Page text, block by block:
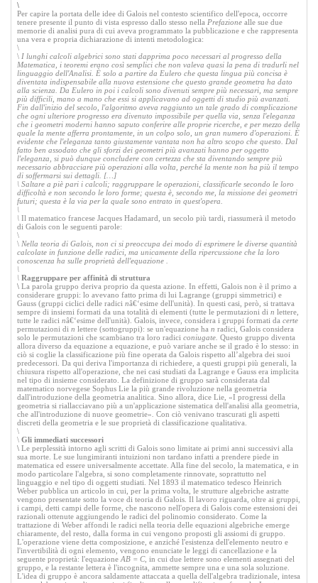
\
Per capire la portata delle idee di Galois nel contesto scientifico dell'epoca, occorre
tenere presente il punto di vista espresso dallo stesso nella Prefazione alle sue due
memorie di analisi pura di cui aveva programmato la pubblicazione e che rappresenta
una vera e propria dichiarazione di intenti metodologica:
\
\ I lunghi calcoli algebrici sono stati dapprima poco necessari al progresso della
Matematica, i teoremi erano così semplici che non valeva quasi la pena di tradurli nel
linguaggio dell'Analisi. È solo a partire da Eulero che questa lingua più concisa è
diventata indispensabile alla nuova estensione che questo grande geometra ha dato
alla scienza. Da Eulero in poi i calcoli sono divenuti sempre più necessari, ma sempre
più difficili, mano a mano che essi si applicavano ad oggetti di studio più avanzati.
Fin dall'inizio del secolo, l'algoritmo aveva raggiunto un tale grado di complicazione
che ogni ulteriore progresso era divenuto impossibile per quella via, senza l'eleganza
che i geometri moderni hanno saputo conferire alle proprie ricerche, e per mezzo della
quale la mente afferra prontamente, in un colpo solo, un gran numero d'operazioni. È
evidente che l'eleganza tanto giustamente vantata non ha altro scopo che questo. Dal
fatto ben assodato che gli sforzi dei geometri più avanzati hanno per oggetto
l'eleganza, si può dunque concludere con certezza che sta diventando sempre più
necessario abbracciare più operazioni alla volta, perché la mente non ha più il tempo
di soffermarsi sui dettagli. […]
\ Saltare a piè pari i calcoli; raggruppare le operazioni, classificarle secondo le loro
difficoltà e non secondo le loro forme; questa è, secondo me, la missione dei geometri
futuri; questa è la via per la quale sono entrato in quest'opera.
\
\ Il matematico francese Jacques Hadamard, un secolo più tardi, riassumerà il metodo
di Galois con le seguenti parole:
\
\ Nella teoria di Galois, non ci si preoccupa dei modo di esprimere le diverse quantità
calcolate in funzione delle radici, ma unicamente della ripercussione che la loro
conoscenza ha sulle proprietà dell'equazione .
\
\ Raggruppare per affinità di struttura
\ La parola gruppo deriva proprio da questa azione. In effetti, Galois non è il primo a
considerare gruppi: lo avevano fatto prima di lui Lagrange (gruppi simmetrici) e
Gauss (gruppi ciclici delle radici nâ€‘esime dell'unità). In questi casi, però, si trattava
sempre di insiemi formati da una totalità di elementi (tutte le permutazioni di n lettere,
tutte le radici nâ€‘esime dell'unità). Galois, invece, considera i gruppi formati da certe
permutazioni di n lettere (sottogruppi): se un'equazione ha n radici, Galois considera
solo le permutazioni che scambiano tra loro radici coniugate. Questo gruppo diventa
allora diverso da equazione a equazione, e può variare anche se il grado è lo stesso: in
ciò si coglie la classificazione più fine operata da Galois rispetto all’algebra dei suoi
predecessori. Da qui deriva l'importanza di richiedere, a questi gruppi più generali, la
chiusura rispetto all'operazione, che nei casi studiati da Lagrange e Gauss era implicita
nel tipo di insieme considerato. La definizione di gruppo sarà considerata dal
matematico norvegese Sophus Lie la più grande rivoluzione nella geometria
dall'introduzione della geometria analitica. Sino allora, dice Lie, «I progressi della
geometria si riallacciavano più a un'applicazione sistematica dell'analisi alla geometria,
che all'introduzione di nuove geometrie» Con ciò venivano trascurati gli aspetti
discreti della geometria e le sue proprietà di classificazione qualitativa.
\
\ Gli immediati successori
\ Le perplessità intorno agli scritti di Galois sono limitate ai primi anni successivi alla
sua morte. Le sue lungimiranti intuizioni non tardano infatti a prendere piede in
matematica ed essere universalmente accettate. Alla fine del secolo, la matematica, e in
modo particolare l'algebra, si sono completamente rinnovate, soprattutto nel
linguaggio e nel tipo di oggetti studiati. Nel 1893 il matematico tedesco Heinrich
Weber pubblica un articolo in cui, per la prima volta, le strutture algebriche astratte
vengono presentate sotto la voce di teoria di Galois. Il lavoro riguarda, oltre ai gruppi,
i campi, detti campi delle forme, che nascono nell'opera di Galois come estensioni dei
razionali ottenute aggiungendo le radici del polinomio considerato. Come la
trattazione di Weber affondi le radici nella teoria delle equazioni algebriche emerge
chiaramente, del resto, dalla forma in cui vengono proposti gli assiomi di gruppo.
L'operazione viene detta composizione, e anziché l'esistenza dell'elemento neutro e
l'invertibilità di ogni elemento, vengono enunciate le leggi di cancellazione e la
seguente proprietà: l'equazione AB = C, in cui due lettere sono elementi assegnati del
gruppo, e la restante lettera è l'incognita, ammette sempre una e una sola soluzione.
L'idea di gruppo è ancora saldamente attaccata a quella dell'algebra tradizionale, intesa